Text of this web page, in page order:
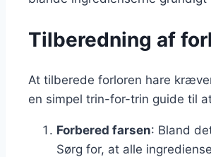
Tilberedning af
At tilberede forloren hare
en simpel trin-for-trin guide til
Forbered farsen: Bland
Sørg for, at alle